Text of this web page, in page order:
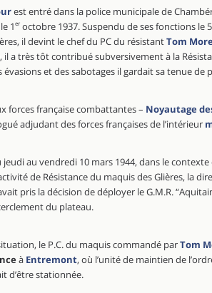
est entré dans la police municipale de
1 er octobre 1937. Suspendu de ses fonctions le
il devint le chef du PC du résistantTom
il a très tôt contribué subversivement à la
évasions et des sabotages il gardait sa tenue de
forces française combattantes – Noyautage
adjudant des forces françaises de l’intérieur
jeudi au vendredi 10 mars 1944, dans le
de Résistance du maquis des Glières, la
pris la décision de déployer le G.M.R.
du plateau.
le P.C. du maquis commandé parTom
à Entremont, où l’unité de maintien de
d’être stationnée.